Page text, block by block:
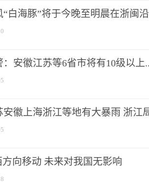
白海豚”将于今晚至明晨在浙闽
安徽江苏等6省市将有10级以上
徽上海浙江等地有大暴雨 浙江
方向移动 未来对我国无影响